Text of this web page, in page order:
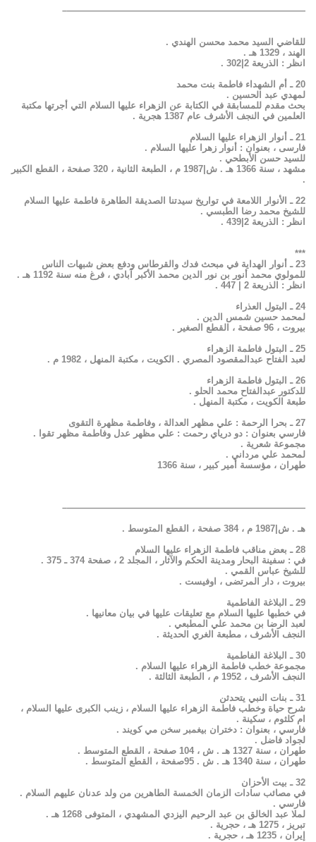
——————————————————————————–
للقاضي السيد محمد محسن الهندي .
الهند ، 1329 هـ .
انظر : الذريعة 2|302 .
20 ـ أم الشهداء فاطمة بنت محمد
لمهدي عبد الحسين .
بحث مقدم للمسابقة في الكتابة عن الزهراء عليها السلام التي أجرتها مكتبة
العلمين في النجف الأشرف عام 1387 هجرية .
21 ـ أنوار الزهراء عليها السلام
فارسى ، بعنوان : أنوار زهرا عليها السلام .
للسيد حسن الأبطحي .
مشهد ، سنة 1366 هـ . ش|1987 م ، الطبعة الثانية ، 320 صفحة ، القطع الكبير
.
22 ـ الأنوار اللامعة في تواريخ سيدتنا الصديقة الطاهرة فاطمة عليها السلام
للشيخ محمد رضا الطبسي .
انظر : الذريعة 2|439 .
***
23 ـ أنوار الهداية في مبحث فدك والقرطاس ودفع بعض شبهات الناس
للمولوي محمد أنور بن نور الدين محمد الأكبر آبادي ، فرغ منه سنة 1192 هـ .
انظر : الذريعة 2 | 447 .
24 ـ البتول العذراء
لمحمد حسين شمس الدين .
بيروت ، 96 صفحة ، القطع الصغير .
25 ـ البتول فاطمة الزهراء
لعبد الفتاح عبدالمقصود المصري . الكويت ، مكتبة المنهل ، 1982 م .
26 ـ البتول فاطمة الزهراء
للدكتور عبدالفتاح محمد الحلو .
طبعة الكويت ، مكتبة المنهل .
27 ـ بحرا الرحمة : علي مظهر العدالة ، وفاطمة مظهرة التقوى
فارسي بعنوان : دو درياي رحمت : علي مظهر عدل وفاطمة مظهر تقوا .
مجموعة شعرية .
لمحمد علي مرداني .
طهران ، مؤسسة أمير كبير ، سنة 1366
——————————————————————————–
هـ . ش|1987 م ، 384 صفحة ، القطع المتوسط .
28 ـ بعض مناقب فاطمة الزهراء عليها السلام
في : سفينة البحار ومدينة الحكم والآثار ، المجلد 2 ، صفحة 374 ـ 375 .
للشيخ عباس القمي .
بيروت ، دار المرتضى ، اوفيست .
29 ـ البلاغة الفاطمية
في خطبها عليها السلام مع تعليقات عليها في بيان معانيها .
لعبد الرضا بن محمد علي المطبعي .
النجف الأشرف ، مطبعة الغري الحديثة .
30 ـ البلاغة الفاطمية
مجموعة خطب فاطمة الزهراء عليها السلام .
النجف الأشرف ، 1952 م ، الطبعة الثالثة .
31 ـ بنات النبي يتحدثن
شرح حياة وخطب فاطمة الزهراء عليها السلام ، زينب الكبرى عليها السلام ،
ام كلثوم ، سكينة .
فارسي ، بعنوان : دختران بيغمبر سخن مي كويند .
لجواد فاضل .
طهران ، سنة 1327 هـ . ش ، 104 صفحة ، القطع المتوسط .
طهران ، سنة 1340 هـ . ش . 95صفحة ، القطع المتوسط .
32 ـ بيت الأحزان
في مصائب سادات الزمان الخمسة الطاهرين من ولد عدنان عليهم السلام .
فارسي .
لملا عبد الخالق بن عبد الرحيم اليزدي المشهدي ، المتوفى 1268 هـ .
تبريز ، 1275 هـ ، حجرية .
إيران ، 1235 هـ ، حجرية .